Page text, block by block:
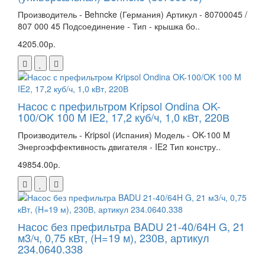
Производитель - Behncke (Германия) Артикул - 80700045 /
807 000 45 Подсоединение - Тип - крышка бо..
4205.00р.
Насос с префильтром Kripsol Ondina OK-
100/OK 100 M IE2, 17,2 куб/ч, 1,0 кВт, 220В
Производитель - Kripsol (Испания) Модель - OK-100 M
Энергоэффективность двигателя - IE2 Тип констру..
49854.00р.
Насос без префильтра BADU 21-40/64H G, 21
м3/ч, 0,75 кВт, (H=19 м), 230В, артикул
234.0640.338